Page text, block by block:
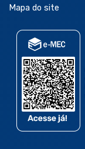
Mapa do site